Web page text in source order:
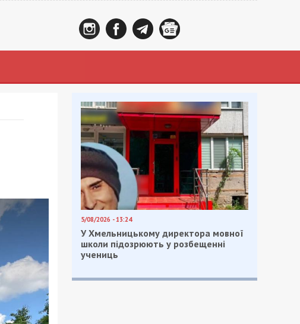
5/08/2026 - 13:24
У Хмельницькому директора мовної
школи підозрюють у розбещенні
учениць